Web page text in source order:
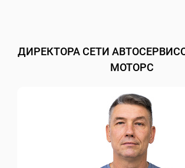
ДИРЕКТОРА СЕТИ
МОТОРС